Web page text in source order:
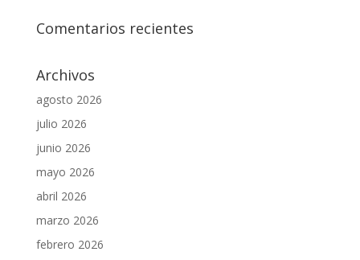
Comentarios recientes
Archivos
agosto 2026
julio 2026
junio 2026
mayo 2026
abril 2026
marzo 2026
febrero 2026